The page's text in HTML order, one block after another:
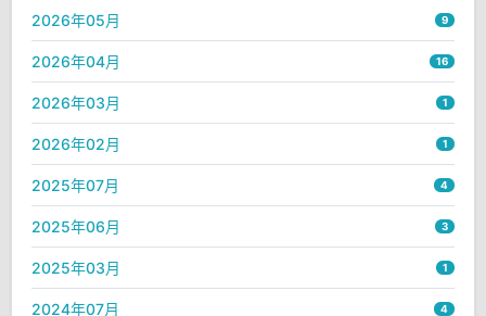
2026年05月 9
2026年04月 16
2026年03月 1
2026年02月 1
2025年07月 4
2025年06月 3
2025年03月 1
2024年07月 4